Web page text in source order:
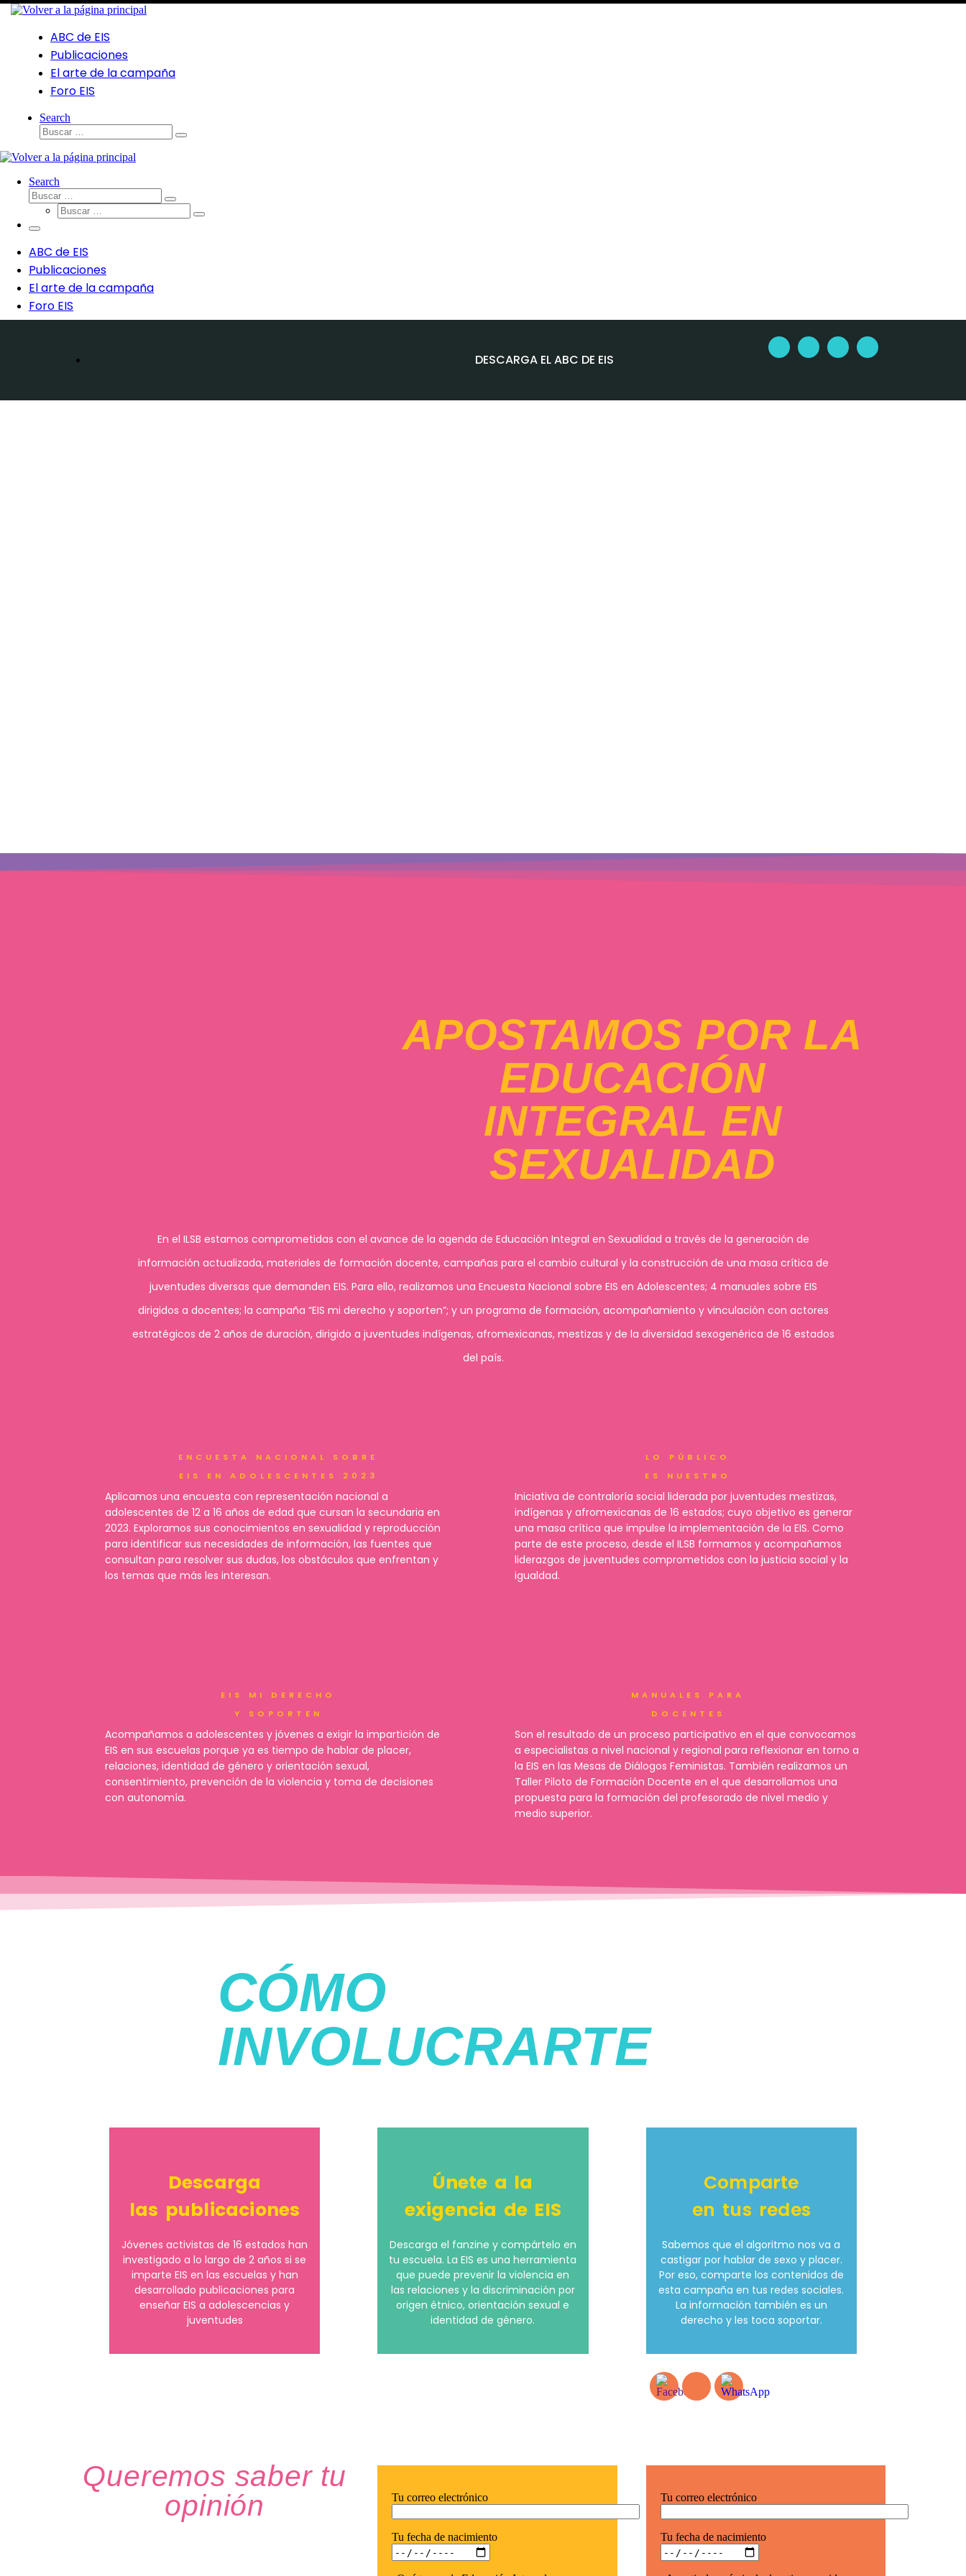
ABC de EIS
Publicaciones
El arte de la campaña
Foro EIS
Search
Search
ABC de EIS
Publicaciones
El arte de la campaña
Foro EIS
DESCARGA EL ABC DE EIS
APOSTAMOS POR LA
EDUCACIÓN
INTEGRAL EN
SEXUALIDAD
En el ILSB estamos comprometidas con el avance de la agenda de Educación Integral en Sexualidad a través de la generación de
información actualizada, materiales de formación docente, campañas para el cambio cultural y la construcción de una masa crítica de
juventudes diversas que demanden EIS. Para ello, realizamos una Encuesta Nacional sobre EIS en Adolescentes; 4 manuales sobre EIS
dirigidos a docentes; la campaña “EIS mi derecho y soporten”; y un programa de formación, acompañamiento y vinculación con actores
estratégicos de 2 años de duración, dirigido a juventudes indígenas, afromexicanas, mestizas y de la diversidad sexogenérica de 16 estados
del país.
ENCUESTA NACIONAL SOBRE
EIS EN ADOLESCENTES 2023
Aplicamos una encuesta con representación nacional a
adolescentes de 12 a 16 años de edad que cursan la secundaria en
2023. Exploramos sus conocimientos en sexualidad y reproducción
para identificar sus necesidades de información, las fuentes que
consultan para resolver sus dudas, los obstáculos que enfrentan y
los temas que más les interesan.
2
LO PÚBLICO
ES NUESTRO
Iniciativa de contraloría social liderada por juventudes mestizas,
indígenas y afromexicanas de 16 estados; cuyo objetivo es generar
una masa crítica que impulse la implementación de la EIS. Como
parte de este proceso, desde el ILSB formamos y acompañamos
liderazgos de juventudes comprometidos con la justicia social y la
igualdad.
EIS MI DERECHO
Y SOPORTEN
Acompañamos a adolescentes y jóvenes a exigir la impartición de
EIS en sus escuelas porque ya es tiempo de hablar de placer,
relaciones, identidad de género y orientación sexual,
consentimiento, prevención de la violencia y toma de decisiones
con autonomía.
MANUALES PARA
DOCENTES
Son el resultado de un proceso participativo en el que convocamos
a especialistas a nivel nacional y regional para reflexionar en torno a
la EIS en las Mesas de Diálogos Feministas. También realizamos un
Taller Piloto de Formación Docente en el que desarrollamos una
propuesta para la formación del profesorado de nivel medio y
medio superior.
CÓMO
INVOLUCRARTE
Descarga
las publicaciones
Jóvenes activistas de 16 estados han
investigado a lo largo de 2 años si se
imparte EIS en las escuelas y han
desarrollado publicaciones para
enseñar EIS a adolescencias y
juventudes
Únete a la
exigencia de EIS
Descarga el fanzine y compártelo en
tu escuela. La EIS es una herramienta
que puede prevenir la violencia en
las relaciones y la discriminación por
origen étnico, orientación sexual e
identidad de género.
Comparte
en tus redes
Sabemos que el algoritmo nos va a
castigar por hablar de sexo y placer.
Por eso, comparte los contenidos de
esta campaña en tus redes sociales.
La información también es un
derecho y les toca soportar.
Queremos saber tu
opinión
Tu correo electrónico
Tu fecha de nacimiento
Tu correo electrónico
Tu fecha de nacimiento